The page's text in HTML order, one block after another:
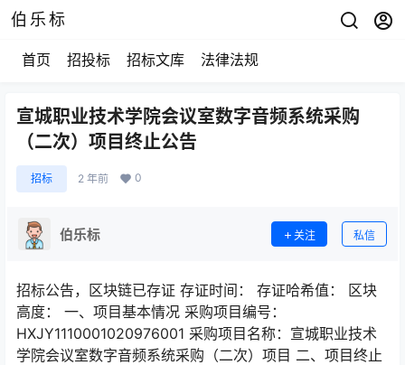
伯乐标
首页 招投标 招标文库 法律法规
宣城职业技术学院会议室数字音频系统采购
（二次）项目终止公告
招标 2 年前 0
伯乐标 关注 私信
招标公告，区块链已存证 存证时间： 存证哈希值： 区块
高度： 一、项目基本情况 采购项目编号：
HXJY1110001020976001 采购项目名称：宣城职业技术
学院会议室数字音频系统采购（二次）项目 二、项目终止